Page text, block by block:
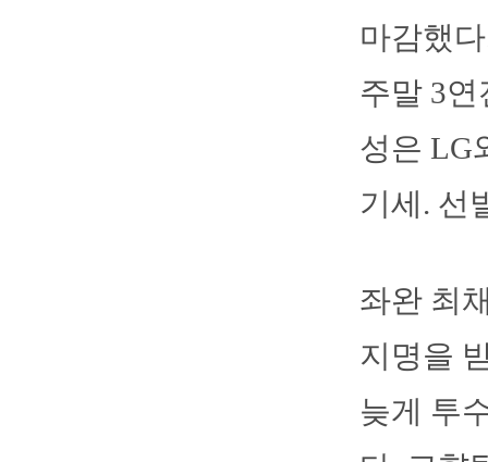
마감했
주말 3
성은 LG
기세. 선
좌완 최
지명을
늦게 투